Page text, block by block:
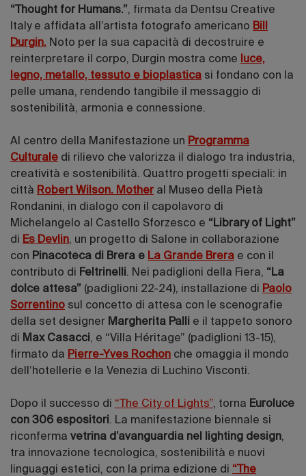
“Thought for Humans.”, firmata da Dentsu Creative
Italy e affidata all’artista fotografo americano Bill
Durgin. Noto per la sua capacità di decostruire e
reinterpretare il corpo, Durgin mostra come
luce,
legno, metallo, tessuto e bioplastica si fondano con la
pelle umana, rendendo tangibile il messaggio di
sostenibilità, armonia e connessione.
Al centro della Manifestazione un Programma
Culturale di rilievo che valorizza il dialogo tra industria,
creatività e sostenibilità. Quattro progetti speciali: in
città Robert Wilson. Mother al Museo della Pietà
Rondanini, in dialogo con il capolavoro di
Michelangelo al Castello Sforzesco e “Library of Light”
di Es Devlin, un progetto di Salone in collaborazione
con Pinacoteca di Brera e La Grande Brera e con il
contributo di Feltrinelli. Nei padiglioni della Fiera, “La
dolce attesa” (padiglioni 22-24), installazione di Paolo
Sorrentino sul concetto di attesa con le scenografie
della set designer Margherita Palli e il tappeto sonoro
di Max Casacci, e “Villa Héritage” (padiglioni 13-15),
firmato da Pierre-Yves Rochon che omaggia il mondo
dell’hotellerie e la Venezia di Luchino Visconti.
Dopo il successo di “The City of Lights”, torna Euroluce
con 306 espositori. La manifestazione biennale si
riconferma vetrina d’avanguardia nel lighting design,
tra innovazione tecnologica, sostenibilità e nuovi
linguaggi estetici, con la prima edizione di “The